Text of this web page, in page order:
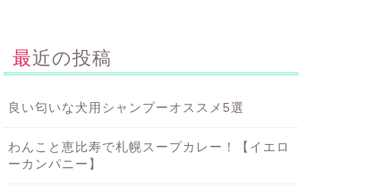
最近の投稿
良い匂いな犬用シャンプーオススメ5選
わんこと恵比寿で札幌スープカレー！【イエロ
ーカンパニー】